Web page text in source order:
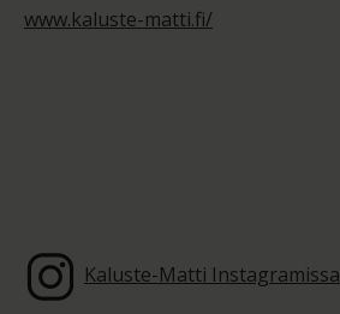
www.kaluste-matti.fi/
Kaluste-Matti Instagramissa